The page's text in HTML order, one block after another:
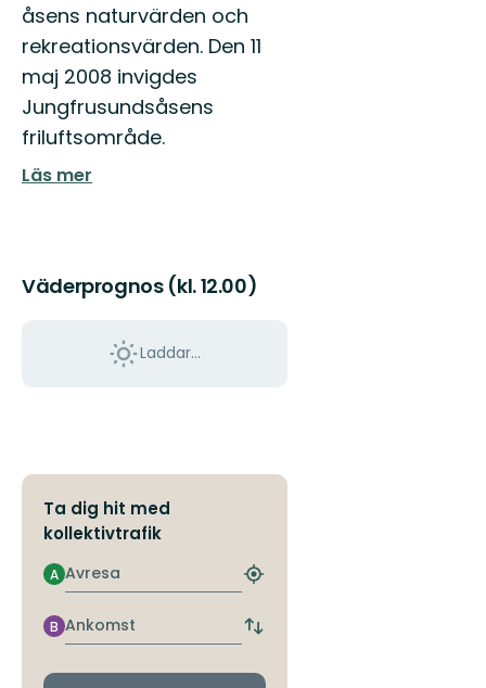
åsens naturvärden och
rekreationsvärden. Den 11
maj 2008 invigdes
Jungfrusundsåsens
friluftsområde.
Läs mer
Väderprognos (kl. 12.00)
Laddar...
Ta dig hit med
kollektivtrafik
Avresa
A
Hitta
hållplats
Ankomst
B
Byt
och